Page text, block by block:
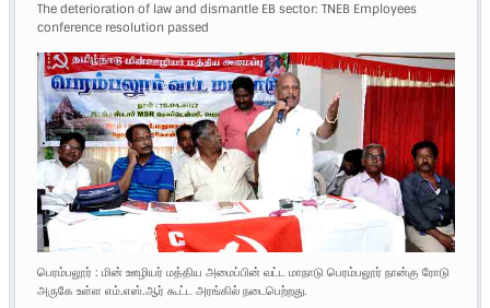
The deterioration of law and dismantle EB sector: TNEB Employees
conference resolution passed
பெரம்பலூர் : மின் ஊழியர் மத்திய அமைப்பின் வட்ட மாநாடு பெரம்பலூர் நான்கு ரோடு
அருகே உள்ள எம்.எஸ்.ஆர் கூட்ட அரங்கில் நடைபெற்றது.